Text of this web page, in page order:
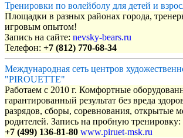
Тренировки по волейболу для детей и
Площадки в разных районах города,
игровым опытом!
Запись на сайте: nevsky-bears.ru
Телефон: +7 (812) 770-68-34
Международная сеть центров
"PIROUETTE"
Работаем с 2010 г. Комфортные
гарантированный результат без вреда
разрядов, сборы, соревнования, открытые
родителей. Запись на пробную тренировку:
+7 (499) 136-81-80 www.piruet-msk.ru